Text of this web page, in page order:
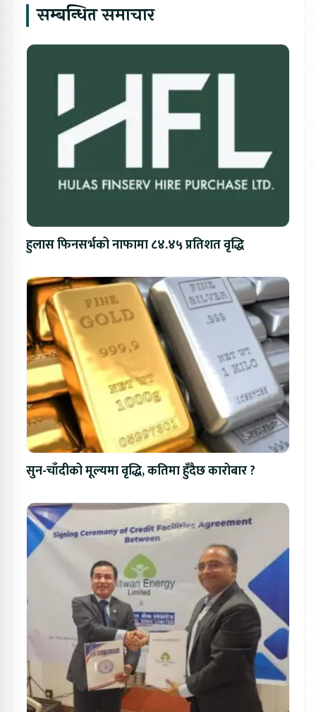
सम्बन्धित समाचार
हुलास फिनसर्भको नाफामा ८४.४५ प्रतिशत वृद्धि
सुन-चाँदीको मूल्यमा वृद्धि, कतिमा हुँदैछ कारोबार ?